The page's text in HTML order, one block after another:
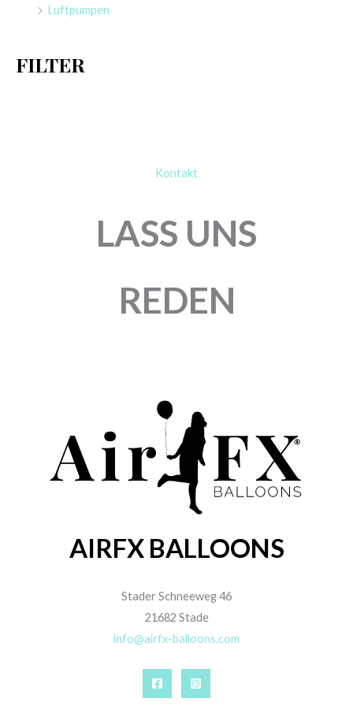
Luftpumpen
FILTER
Kontakt
LASS UNS
REDEN
AIRFX BALLOONS
Stader Schneeweg 46
21682 Stade
info@airfx-balloons.com